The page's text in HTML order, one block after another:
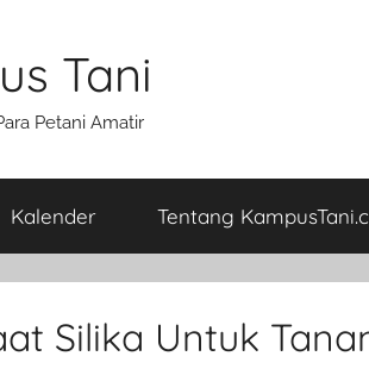
Tani
Petani Amatir
Kalender Tentang
Silika Untuk